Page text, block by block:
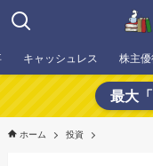
キャッシュレス 株主
最大
ホーム 投資